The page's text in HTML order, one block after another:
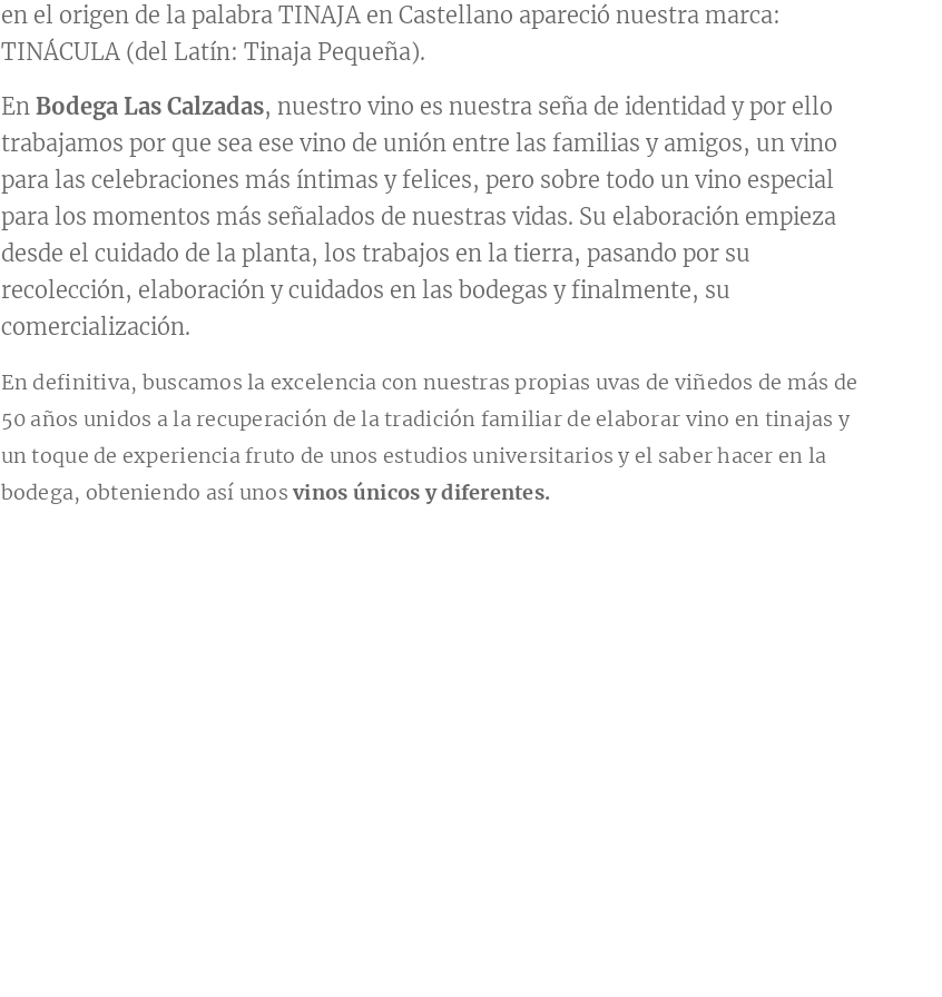
en el origen de la palabra TINAJA en Castellano apareció nuestra marca:
TINÁCULA (del Latín: Tinaja Pequeña).
En Bodega Las Calzadas, nuestro vino es nuestra seña de identidad y por ello
trabajamos por que sea ese vino de unión entre las familias y amigos, un vino
para las celebraciones más íntimas y felices, pero sobre todo un vino especial
para los momentos más señalados de nuestras vidas. Su elaboración empieza
desde el cuidado de la planta, los trabajos en la tierra, pasando por su
recolección, elaboración y cuidados en las bodegas y finalmente, su
comercialización.
En definitiva, buscamos la excelencia con nuestras propias uvas de viñedos de más de
50 años unidos a la recuperación de la tradición familiar de elaborar vino en tinajas y
un toque de experiencia fruto de unos estudios universitarios y el saber hacer en la
bodega, obteniendo así unosvinos únicos y diferentes.